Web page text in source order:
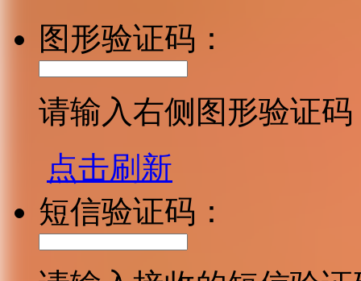
图形验证码：
请输入右侧图形验证码
点击刷新
短信验证码：